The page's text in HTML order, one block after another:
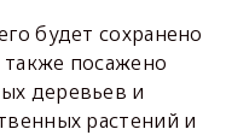
будет сохранено
также посажено
деревьев и
растений и